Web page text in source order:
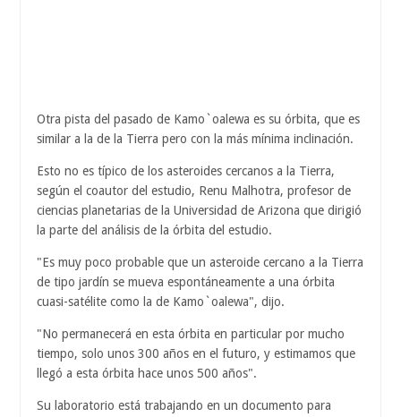
Otra pista del pasado de Kamo`oalewa es su órbita, que es
similar a la de la Tierra pero con la más mínima inclinación.
Esto no es típico de los asteroides cercanos a la Tierra,
según el coautor del estudio, Renu Malhotra, profesor de
ciencias planetarias de la Universidad de Arizona que dirigió
la parte del análisis de la órbita del estudio.
"Es muy poco probable que un asteroide cercano a la Tierra
de tipo jardín se mueva espontáneamente a una órbita
cuasi-satélite como la de Kamo`oalewa", dijo.
"No permanecerá en esta órbita en particular por mucho
tiempo, solo unos 300 años en el futuro, y estimamos que
llegó a esta órbita hace unos 500 años".
Su laboratorio está trabajando en un documento para